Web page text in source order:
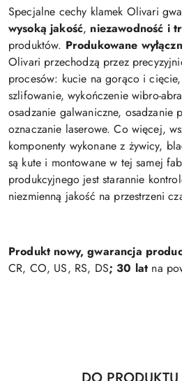
Specjalne cechy klamek Olivari
wysoką jakość, niezawodność i
produktów. Produkowane
Olivari przechodzą przez
procesów: kucie na gorąco i
szlifowanie, wykończenie wibro-
osadzanie galwaniczne, osadzanie
oznaczanie laserowe. Co więcej,
komponenty wykonane z żywicy,
są kute i montowane w tej samej
produkcyjnego jest starannie
niezmienną jakość na przestrzeni
Produkt nowy, gwarancja
CR, CO, US, RS, DS; 30 lat na